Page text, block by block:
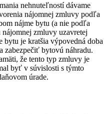
nehnuteľností dávame
nájomnej zmluvy podľa
nájme bytu (a nie podľa
zmluvy uzavretej
je kratšia výpovedná doba
zabezpečiť bytovú náhradu.
že tento typ zmluvy je
byť v súvislosti s týmto
úrade.